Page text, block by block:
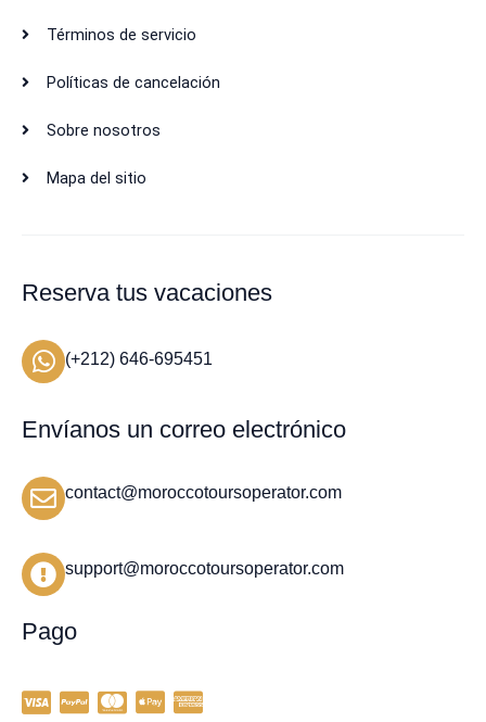
Términos de servicio
Políticas de cancelación
Sobre nosotros
Mapa del sitio
Reserva tus vacaciones
(+212) 646-695451
Envíanos un correo electrónico
contact@moroccotoursoperator.com
support@moroccotoursoperator.com
Pago